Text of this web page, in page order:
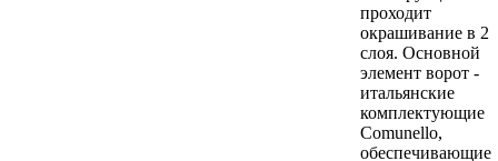
проходит
окрашивание в 2
слоя. Основной
элемент ворот -
итальянские
комплектующие
Comunello,
обеспечивающие